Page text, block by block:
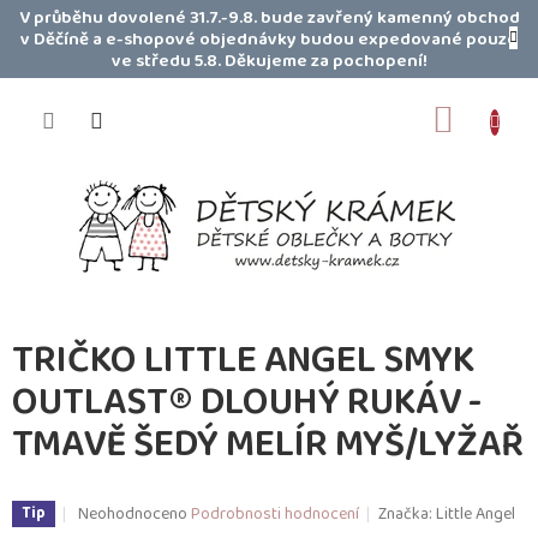
PřejítV průběhu dovolené 31.7.-9.8. bude zavřený kamenný obchod
v Děčíně a e-shopové objednávky budou expedované pouze
ve středu 5.8. Děkujeme za pochopení!
TRIČKO LITTLE ANGEL SMYK
OUTLAST® DLOUHÝ RUKÁV -
TMAVĚ ŠEDÝ MELÍR MYŠ/LYŽAŘ
Tip
Průměrné
NeohodnocenoPodrobnosti hodnocení Značka:Little Angel